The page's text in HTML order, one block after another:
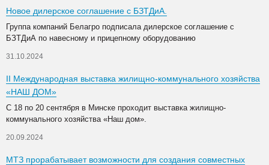
Новое дилерское соглашение с БЗТДиА.
Группа компаний Белагро подписала дилерское соглашение с
БЗТДиА по навесному и прицепному оборудованию
31.10.2024
II Международная выставка жилищно-коммунального хозяйства
«НАШ ДОМ»
С 18 по 20 сентября в Минске проходит выставка жилищно-
коммунального хозяйства «Наш дом».
20.09.2024
МТЗ прорабатывает возможности для создания совместных